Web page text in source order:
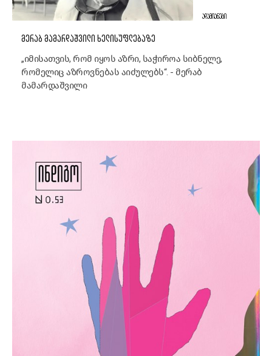
ᲐᲓᲐᲛᲘᲐᲜᲔᲑᲘ
ᲛᲔᲠᲐᲑ ᲛᲐᲛᲐᲠᲓᲐᲨᲕᲘᲚᲘ ᲮᲔᲚᲘᲡᲣᲤᲚᲔᲑᲐᲖᲔ
„იმისათვის, რომ იყოს აზრი, საჭიროა სიბნელე,
რომელიც აზროვნებას აიძულებს“. - მერაბ
მამარდაშვილი